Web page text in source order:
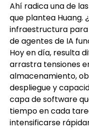
Ahí radica una de
que plantea Huang.
infraestructura para
de agentes de IA
Hoy en día, resulta
arrastra tensiones
almacenamiento,
despliegue y
capa de software
tiempo en cada
intensificarse